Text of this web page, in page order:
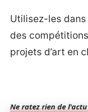
Utilisez-les dans
des
projets d’art en
Ne ratez rien de l'actu